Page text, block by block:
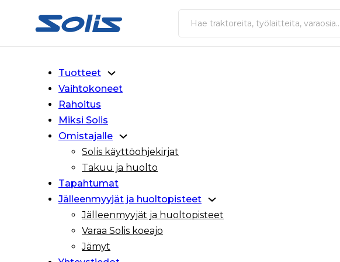
Siirry pääsisältöön
Siirry alatunnisteeseen
Haku
Tuotteet
Vaihtokoneet
Rahoitus
Miksi Solis
Omistajalle
Solis käyttöohjekirjat
Takuu ja huolto
Tapahtumat
Jälleenmyyjät ja huoltopisteet
Jälleenmyyjät ja huoltopisteet
Varaa Solis koeajo
Jämyt